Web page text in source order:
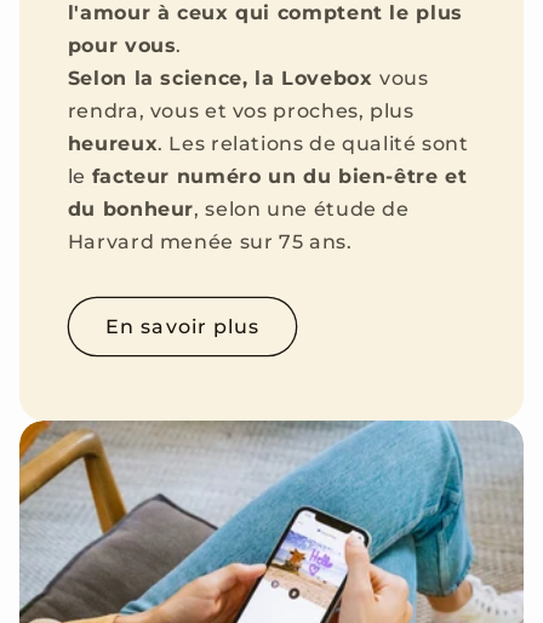
l'amour à ceux qui comptent le plus
pour vous.
Selon la science, la Loveboxvous
rendra, vous et vos proches, plus
heureux. Les relations de qualité sont
le facteur numéro un du bien-être et
du bonheur, selon une étude de
Harvard menée sur 75 ans.
En savoir plus